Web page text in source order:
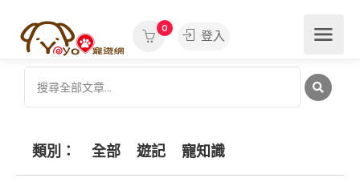
0
登入
類別： 全部 遊記 寵知識